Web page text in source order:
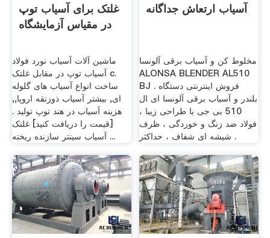
غلتک برای آسیاب توپ
در مقیاس آزمایشگاه
ماشین آلات آسیاب نورد فولاد
آسیاب توپ در مقابل غلتک c.
ساخت انواع آسیاب های گلوله
ای, بیشتر آسیاب ذوزنقه اروپا,,
هزینه آسیاب در هند توپ تولید .
[قیمت را دریافت کنید] غلتک
آسیاب سینتر سازنده ریخته ...
آسیاب ارتعاش جداگانه
مخلوط کن و آسیاب برقی آلونسا
ALONSA BLENDER AL510
BJ . فروش اینترنتی دستگاه
بلندر و آسیاب برقی آلونسا ای ال
510 بی جی با طراحی زیبا ،
فولاد ضد زنگ و خوردگی ، ظرف
شیشه ای شفاف ، حداکثر .